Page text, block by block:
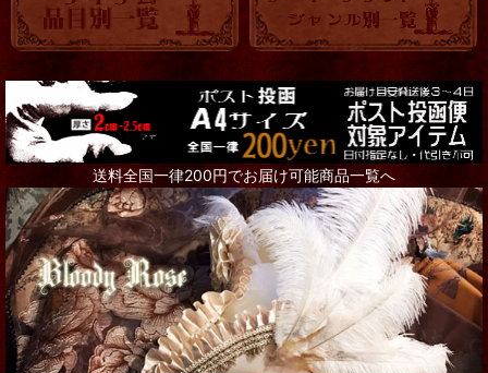
送料全国一律200円でお届け可能商品一覧へ